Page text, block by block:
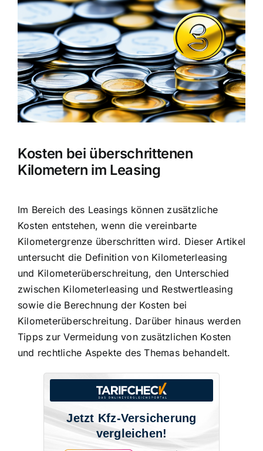
Bild
Kosten bei überschrittenen
Kilometern im Leasing
Im Bereich des Leasings können zusätzliche
Kosten entstehen, wenn die vereinbarte
Kilometergrenze überschritten wird. Dieser Artikel
untersucht die Definition von Kilometerleasing
und Kilometerüberschreitung, den Unterschied
zwischen Kilometerleasing und Restwertleasing
sowie die Berechnung der Kosten bei
Kilometerüberschreitung. Darüber hinaus werden
Tipps zur Vermeidung von zusätzlichen Kosten
und rechtliche Aspekte des Themas behandelt.
Jetzt Kfz-Versicherung
vergleichen!